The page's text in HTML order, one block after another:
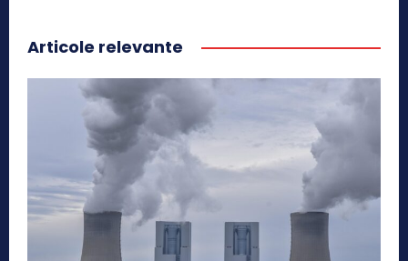
Articole relevante